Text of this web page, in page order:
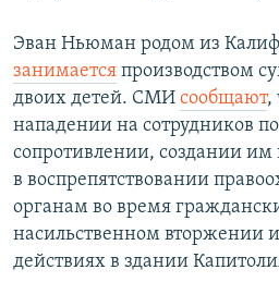
Эван Ньюман родом из
занимается производством
двоих детей. СМИ сообщают,
нападении на сотрудников
сопротивлении, создании им
в воспрепятствовании
органам во время
насильственном вторжении
действиях в здании